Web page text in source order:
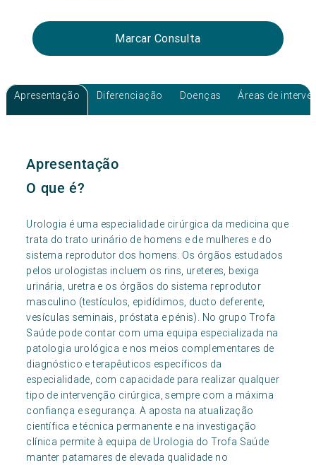
Marcar Consulta
Apresentação Diferenciação Doenças Áreas de
Apresentação
O que é?
Urologia é uma especialidade cirúrgica da medicina que
trata do trato urinário de homens e de mulheres e do
sistema reprodutor dos homens. Os órgãos estudados
pelos urologistas incluem os rins, ureteres, bexiga
urinária, uretra e os órgãos do sistema reprodutor
masculino (testículos, epidídimos, ducto deferente,
vesículas seminais, próstata e pénis). No grupo Trofa
Saúde pode contar com uma equipa especializada na
patologia urológica e nos meios complementares de
diagnóstico e terapêuticos específicos da
especialidade, com capacidade para realizar qualquer
tipo de intervenção cirúrgica, sempre com a máxima
confiança e segurança. A aposta na atualização
científica e técnica permanente e na investigação
clínica permite à equipa de Urologia do Trofa Saúde
manter patamares de elevada qualidade no